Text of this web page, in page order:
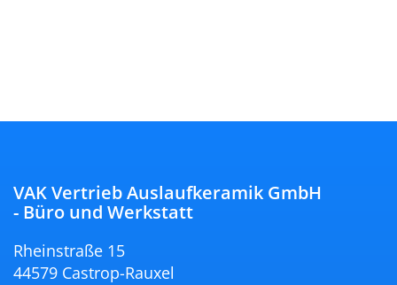
VAK Vertrieb Auslaufkeramik GmbH
- Büro und Werkstatt
Rheinstraße 15
44579 Castrop-Rauxel